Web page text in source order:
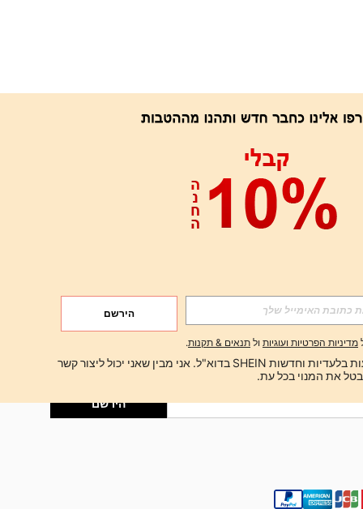
אפליקציה
הירשם
הירשם
הירשם
הירשם
מדיניות הפרטיות ועוגיות ול תנאים & תקנות.
ברצוני לקבל הצעות בלעדיות וחדשות SHEIN בדוא"ל. אני מבין שאני יכול ליצור קשר